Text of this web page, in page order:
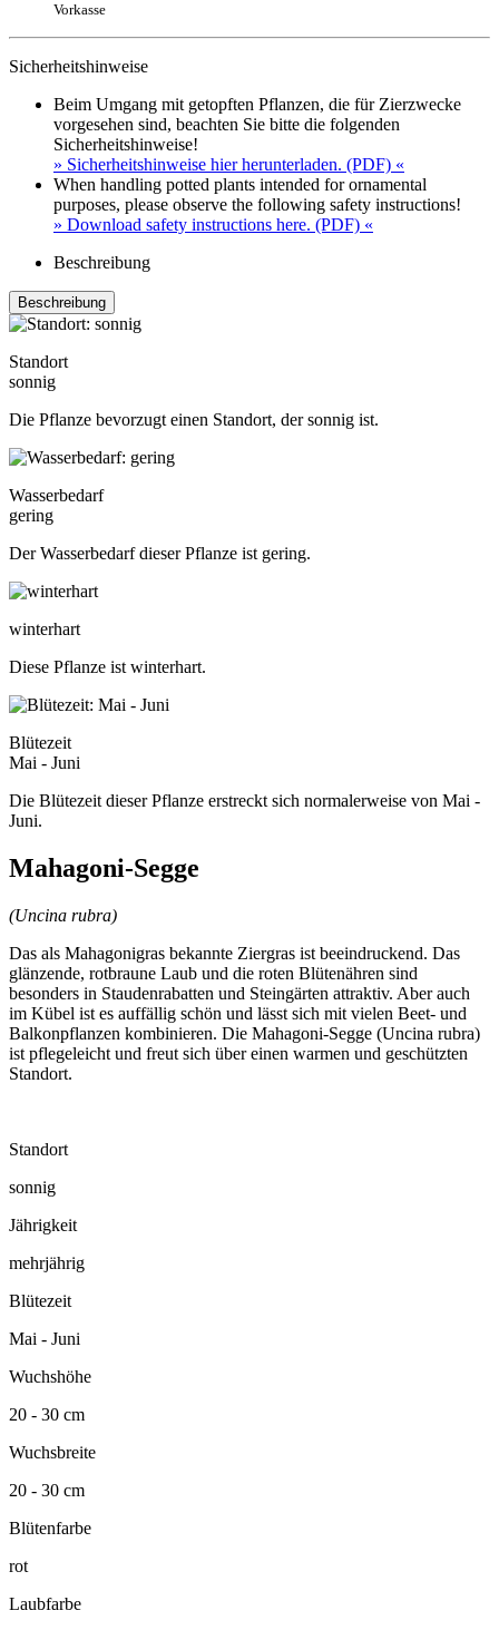
Vorkasse
Sicherheitshinweise
Beim Umgang mit getopften Pflanzen, die für Zierzwecke
vorgesehen sind, beachten Sie bitte die folgenden
Sicherheitshinweise!
» Sicherheitshinweise hier herunterladen. (PDF) «
When handling potted plants intended for ornamental
purposes, please observe the following safety instructions!
» Download safety instructions here. (PDF) «
Beschreibung
Beschreibung
Standort
sonnig
Die Pflanze bevorzugt einen Standort, der sonnig ist.
Wasserbedarf
gering
Der Wasserbedarf dieser Pflanze ist gering.
winterhart
Diese Pflanze ist winterhart.
Blütezeit
Mai - Juni
Die Blütezeit dieser Pflanze erstreckt sich normalerweise von Mai -
Juni.
Mahagoni-Segge
(Uncina rubra)
Das als Mahagonigras bekannte Ziergras ist beeindruckend. Das
glänzende, rotbraune Laub und die roten Blütenähren sind
besonders in Staudenrabatten und Steingärten attraktiv. Aber auch
im Kübel ist es auffällig schön und lässt sich mit vielen Beet- und
Balkonpflanzen kombinieren. Die Mahagoni-Segge (Uncina rubra)
ist pflegeleicht und freut sich über einen warmen und geschützten
Standort.
Standort
sonnig
Jährigkeit
mehrjährig
Blütezeit
Mai - Juni
Wuchshöhe
20 - 30 cm
Wuchsbreite
20 - 30 cm
Blütenfarbe
rot
Laubfarbe